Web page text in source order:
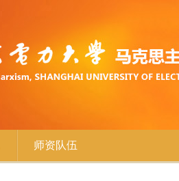
师资队伍